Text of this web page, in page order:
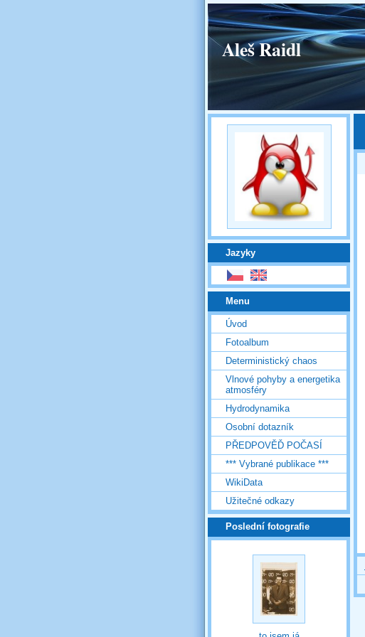
Aleš Raidl
Jazyky
Menu
Úvod
Fotoalbum
Deterministický chaos
Vlnové pohyby a energetika
atmosféry
Hydrodynamika
Osobní dotazník
PŘEDPOVĚĎ POČASÍ
*** Vybrané publikace ***
WikiData
Užitečné odkazy
Poslední fotografie